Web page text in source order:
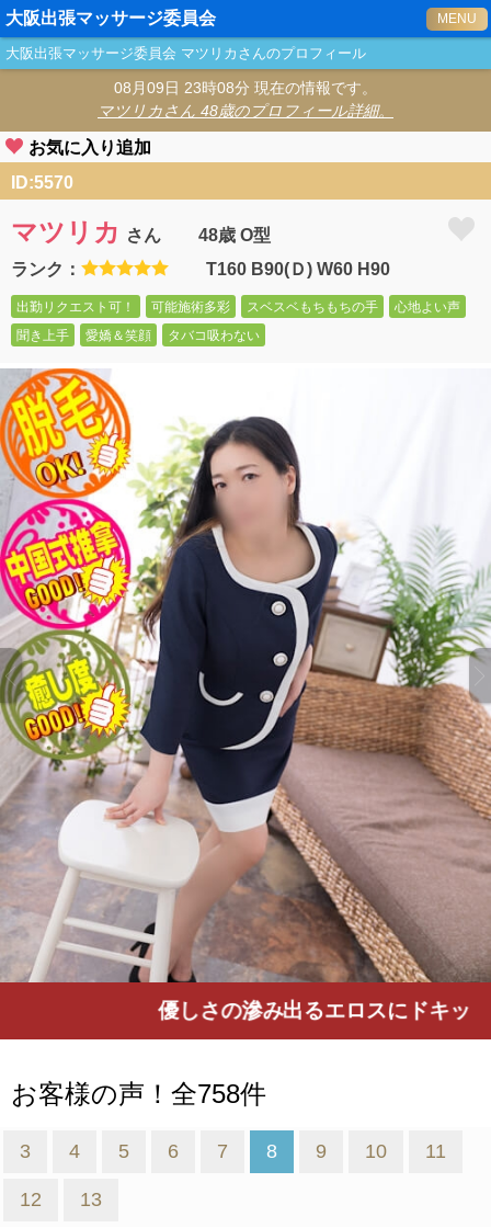
大阪出張マッサージ委員会 MENU
大阪出張マッサージ委員会 マツリカ さんのプロフィール
08月09日 23時08分 現在の情報です。
マツリカさん 48歳のプロフィール詳細。
お気に入り追加
ID:5570
マツリカ さん
48歳 O型
ランク：
T160 B90(Ｄ) W60 H90
出勤リクエスト可！ 可能施術多彩 スベスベもちもちの手
心地よい声
聞き上手
愛嬌＆笑顔 タバコ吸わない
優しさの滲み出るエロスにドキッ☆
お客様の声！全758件
3 4 5 6 7 8 9 10 11
12 13